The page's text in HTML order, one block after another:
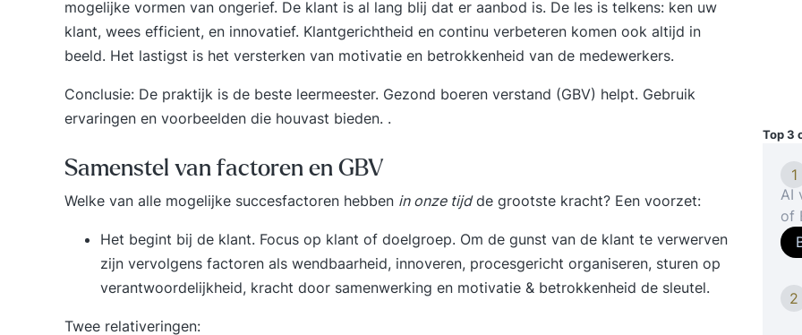
mogelijke vormen van ongerief. De klant is al lang blij dat er aanbod is. De les is telkens: ken uw
klant, wees efficient, en innovatief. Klantgerichtheid en continu verbeteren komen ook altijd in
beeld. Het lastigst is het versterken van motivatie en betrokkenheid van de medewerkers.
Conclusie: De praktijk is de beste leermeester. Gezond boeren verstand (GBV) helpt. Gebruik
ervaringen en voorbeelden die houvast bieden. .
Samenstel van factoren en GBV
Welke van alle mogelijke succesfactoren hebben in onze tijdde grootste kracht? Een voorzet:
Het begint bij de klant. Focus op klant of doelgroep. Om de gunst van de klant te verwerven
zijn vervolgens factoren als wendbaarheid, innoveren, procesgericht organiseren, sturen op
verantwoordelijkheid, kracht door samenwerking en motivatie & betrokkenheid de sleutel.
Twee relativeringen:
Top 3
1
AI
of
2